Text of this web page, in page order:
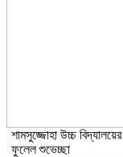
শামসুজ্জোহা উচ্চ
ফুলেল শুভেচ্ছা